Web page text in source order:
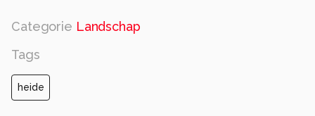
Categorie Landschap
Tags
heide